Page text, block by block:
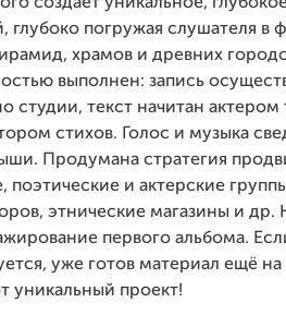
глубоко погружая слушателя в
храмов и древних
выполнен: запись
студии, текст начитан актером
стихов. Голос и музыка
Продумана стратегия
поэтические и актерские
этнические магазины и
первого альбома.
уже готов материал ещё на
уникальный проект!